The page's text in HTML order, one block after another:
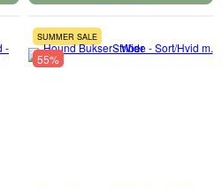
SUMMER SALE
55%